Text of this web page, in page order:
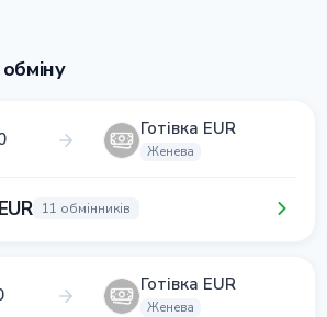
Готівка EUR
Женева
11 обмінників
Готівка EUR
Женева